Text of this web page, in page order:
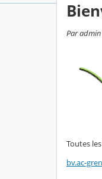
Par
Toutes
bv.ac-